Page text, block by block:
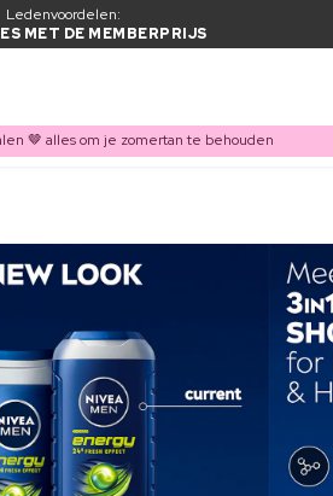
Ledenvoordelen:
MET DE MEMBERPRIJS
🤎 alles om je zomertan te behouden